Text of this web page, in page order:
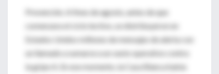
Prevención. A fines de agosto, antes de que
comenzara el ciclo lectivo, se distribuyeron en
Estados Unidos millones de mensajes de alerta con
un llamado a sumarse a un vasto operativo contra
la gripe A. En ese momento, la Casa Blanca había